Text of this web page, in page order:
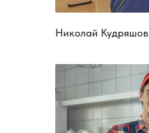
Николай Кудряшов